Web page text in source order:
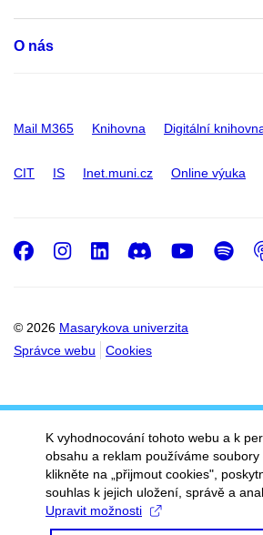
O nás
Mail M365 Knihovna Digitální
CIT IS Inet.muni.cz Online výuka
© 2026 Masarykova univerzita
Správce webu
Cookies
Facebook
Instagram
LinkedIn
Discord
K vyhodnocování tohoto webu a k
obsahu a reklam používáme soubory
klikněte na „přijmout cookies",
souhlas k jejich uložení, správě a
Upravit možnosti